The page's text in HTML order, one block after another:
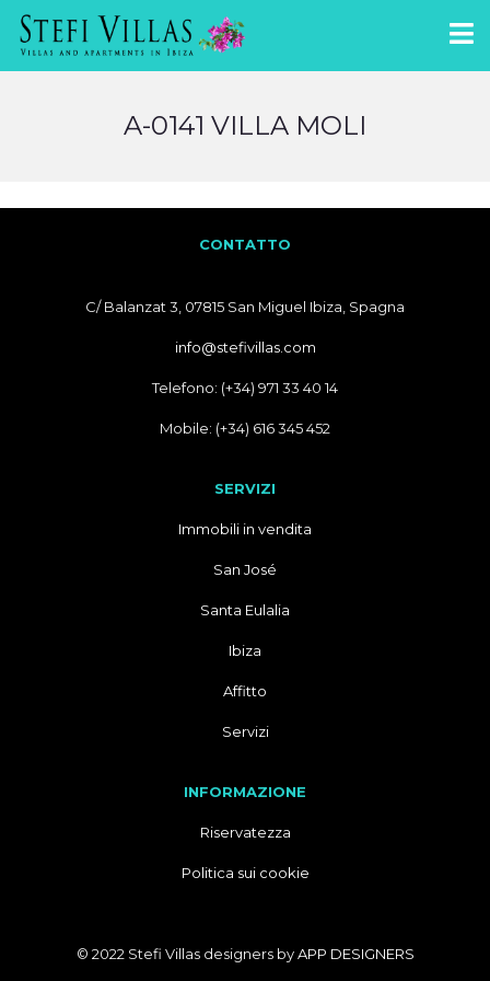
A-0141 VILLA MOLI
CONTATTO
C/ Balanzat 3, 07815 San Miguel Ibiza, Spagna
info@stefivillas.com
Telefono: (+34) 971 33 40 14
Mobile: (+34) 616 345 452
SERVIZI
Immobili in vendita
San José
Santa Eulalia
Ibiza
Affitto
Servizi
INFORMAZIONE
Riservatezza
Politica sui cookie
© 2022 Stefi Villas designers byAPP DESIGNERS